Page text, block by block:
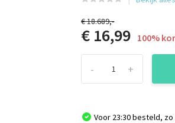
€ 18.689,-
€ 16,99 100%
+
-
Voor 23:30 besteld,